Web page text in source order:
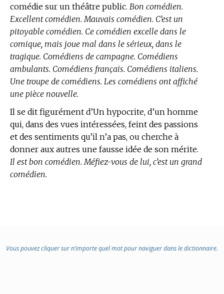
comédie sur un théâtre public. Bon comédien.
Excellent comédien. Mauvais comédien. C’est un
pitoyable comédien. Ce comédien excelle dans le
comique, mais joue mal dans le sérieux, dans le
tragique. Comédiens de campagne. Comédiens
ambulants. Comédiens français. Comédiens italiens.
Une troupe de comédiens. Les comédiens ont affiché
une pièce nouvelle.
Il se dit figurément d’Un hypocrite, d’un homme
qui, dans des vues intéressées, feint des passions
et des sentiments qu’il n’a pas, ou cherche à
donner aux autres une fausse idée de son mérite.
Il est bon comédien. Méfiez-vous de lui, c’est un grand
comédien.
Vous pouvez cliquer sur n’importe quel mot pour naviguer dans le dictionnaire.